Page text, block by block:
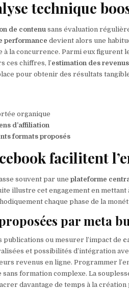
technique
de contenu sans évaluation
performance devient alors une
à la concurrence. Parmi eux figurent
ces chiffres, l’estimation des revenus
pour obtenir des résultats
organique
d’affiliation
formats proposés
facilitent
souvent par uneplateforme
illustre cet engagement en
chaque phase de la
par meta
ou mesurer l’impact de
et possibilités d’intégration
revenus en ligne. Programmer
formation complexe. La
davantage de temps à la création